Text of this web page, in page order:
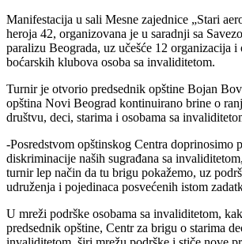
Manifestacija u sali Mesne zajednice „Stari
heroja 42, organizovana je u saradnji sa
paralizu Beograda, uz učešće 12 organizacija i
boćarskih klubova osoba sa invaliditetom.
Turnir je otvorio predsednik opštine Bojan
opština Novi Beograd kontinuirano brine o
društvu, deci, starima i osobama sa
-Posredstvom opštinskog Centra doprinosimo
diskriminacije naših sugrađana sa
turnir lep način da tu brigu pokažemo, uz
udruženja i pojedinaca posvećenih istom
U mreži podrške osobama sa invaliditetom,
predsednik opštine, Centr za brigu o starima